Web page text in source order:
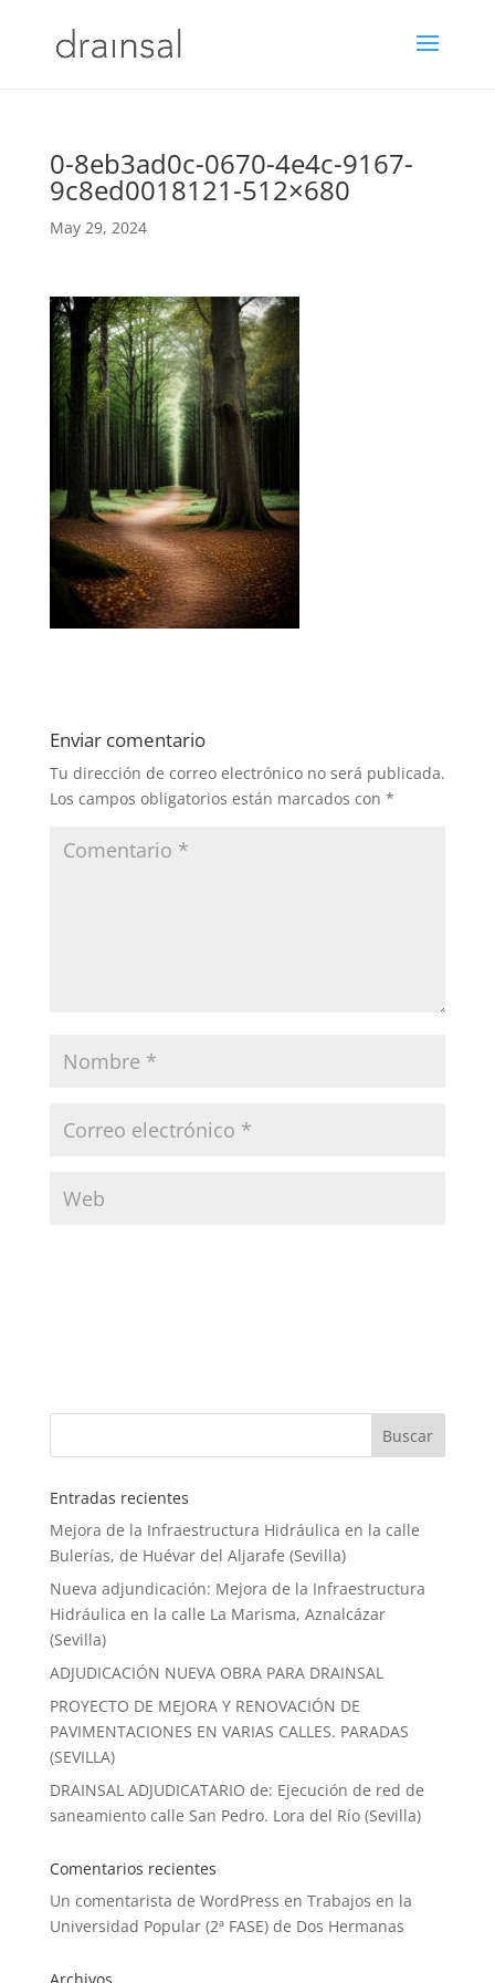
0-8eb3ad0c-0670-4e4c-9167-
9c8ed0018121-512×680
May 29, 2024
Enviar comentario
Tu dirección de correo electrónico no será publicada.
Los campos obligatorios están marcados con *
Entradas recientes
Mejora de la Infraestructura Hidráulica en la calle
Bulerías, de Huévar del Aljarafe (Sevilla)
Nueva adjundicación: Mejora de la Infraestructura
Hidráulica en la calle La Marisma, Aznalcázar
(Sevilla)
ADJUDICACIÓN NUEVA OBRA PARA DRAINSAL
PROYECTO DE MEJORA Y RENOVACIÓN DE
PAVIMENTACIONES EN VARIAS CALLES. PARADAS
(SEVILLA)
DRAINSAL ADJUDICATARIO de: Ejecución de red de
saneamiento calle San Pedro. Lora del Río (Sevilla)
Comentarios recientes
Un comentarista de WordPress en Trabajos en la
Universidad Popular (2ª FASE) de Dos Hermanas